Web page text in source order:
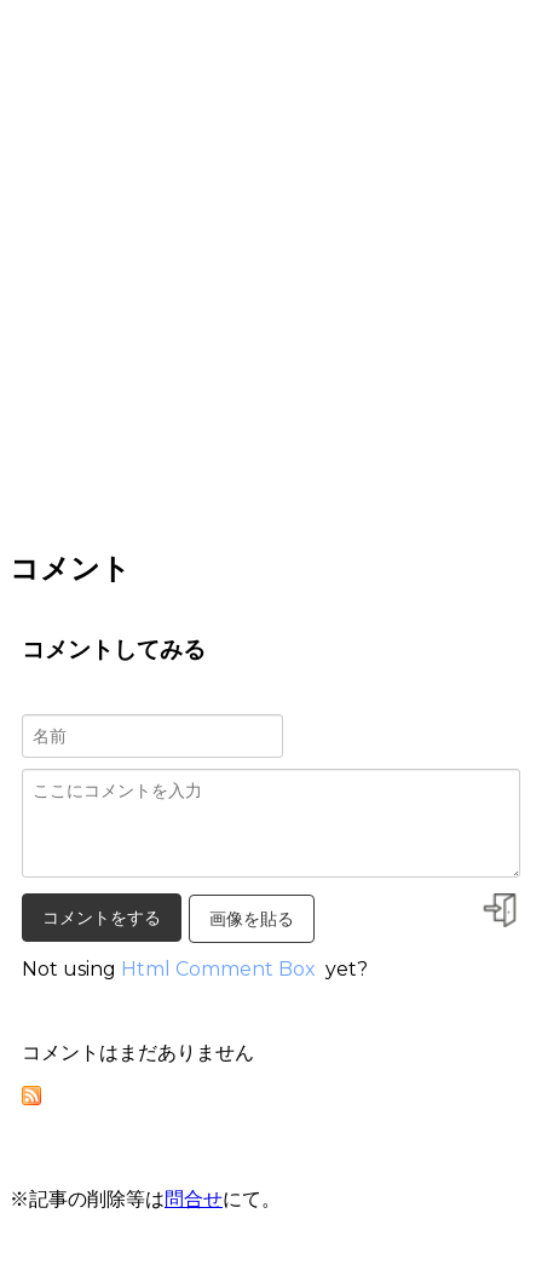
コメント
コメントしてみる
画像を貼る
Not using Html Comment Box yet?
コメントはまだありません
※記事の削除等は問合せにて。